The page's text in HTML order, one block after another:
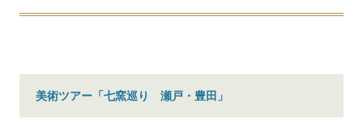
美術ツアー「七窯巡り 瀬戸・豊田」